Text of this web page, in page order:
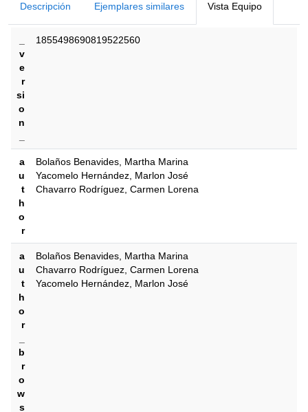
Descripción Ejemplares similares Vista Equipo
v
e
r
si
o
n
1855498690819522560
a
u
t
h
o
r
Bolaños Benavides, Martha Marina
Yacomelo Hernández, Marlon José
Chavarro Rodríguez, Carmen Lorena
a
u
t
h
o
r
b
r
o
w
s
Bolaños Benavides, Martha Marina
Chavarro Rodríguez, Carmen Lorena
Yacomelo Hernández, Marlon José